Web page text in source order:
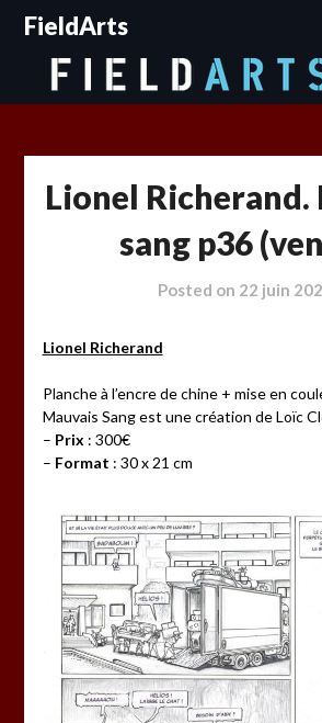
SkipFieldArts
Lionel Richerand.
sang p36
Posted on 22 juin
Lionel Richerand
Planche à l’encre de chine + mise en
Mauvais Sang est une création de Loïc
– Prix : 300€
– Format : 30 x 21 cm